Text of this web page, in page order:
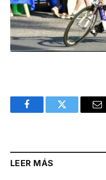
FacebookTwitter
LEER MÁS